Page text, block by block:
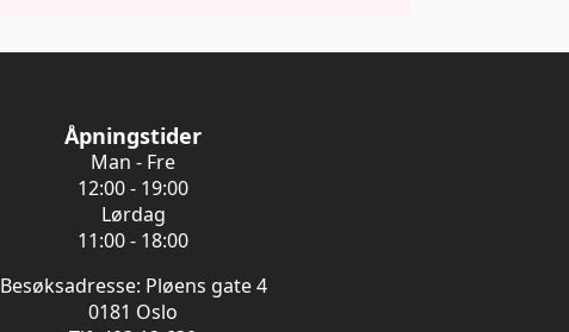
Åpningstider
Man - Fre
12:00 - 19:00
Lørdag
11:00 - 18:00
Besøksadresse: Pløens gate 4
0181 Oslo